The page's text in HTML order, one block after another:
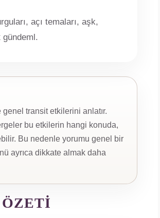
açı temaları, aşk,
transit etkilerini anlatır.
bu etkilerin hangi konuda,
Bu nedenle yorumu genel bir
ayrıca dikkate almak daha
ÖZETI